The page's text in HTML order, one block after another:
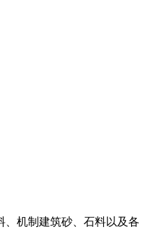
、机制建筑砂、石料以及各